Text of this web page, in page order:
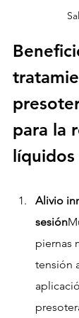
para la
líquidos
Alivio
sesión
piernas
tensión